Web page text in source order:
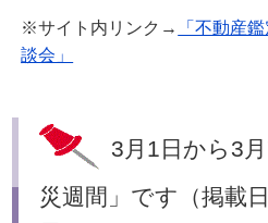
※サイト内リンク→
「不動産
談会」
3月1日から3
災週間」です（掲載